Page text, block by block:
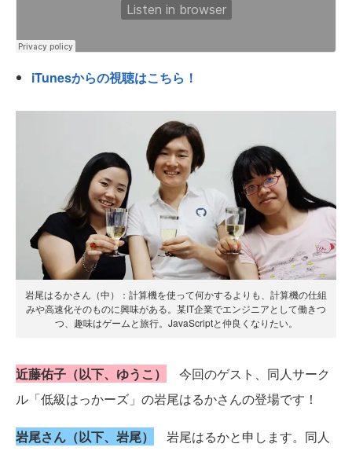
iTunesからの視聴はこちら！
岩尾はるかさん（中）：計算機を使って何かするよりも、計算機の仕組
みや高速化そのものに興味がある。某IT企業でエンジニアとして働きつ
つ、趣味はゲームと旅行。JavaScriptと仲良くなりたい。
近藤佑子（以下、ゆうこ）
今回のゲスト、同人サーク
ル「低級はっかーズ」の岩尾はるかさんの登場です！
岩尾さん（以下、岩尾）
岩尾はるかと申します。同人